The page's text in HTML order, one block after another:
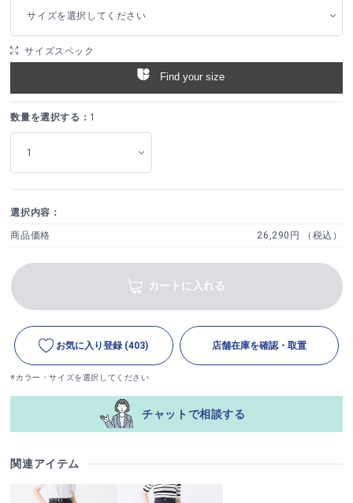
サイズを選択してください
サイズスペック
Find your size
数量を選択する： 1
選択内容：
商品価格 26,290円 （税込）
カートに入れる
お気に入り登録 (403) 店舗在庫を確認・取置
※カラー・サイズを選択してください
チャットで相談する
関連アイテム